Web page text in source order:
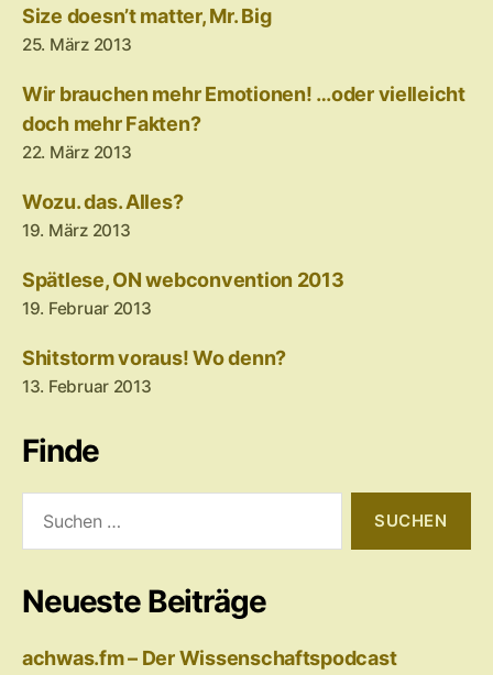
Size doesn’t matter, Mr. Big
25. März 2013
Wir brauchen mehr Emotionen! …oder vielleicht
doch mehr Fakten?
22. März 2013
Wozu. das. Alles?
19. März 2013
Spätlese, ON webconvention 2013
19. Februar 2013
Shitstorm voraus! Wo denn?
13. Februar 2013
Finde
nach:
Neueste Beiträge
achwas.fm – Der Wissenschaftspodcast